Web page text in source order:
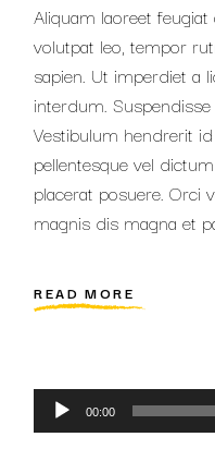
Aliquam laoreet
volutpat leo, tempor
sapien. Ut imperdiet a
interdum.
Vestibulum hendrerit
pellentesque vel
placerat posuere. Orci
magnis dis magna et
READ MORE
Lecteur
audio
00:00